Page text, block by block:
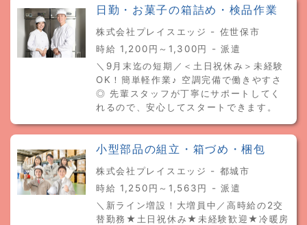
日勤・お菓子の箱詰め・検品作業
株式会社プレイスエッジ - 佐世保市
時給 1,200円～1,300円 - 派遣
＼9月末迄の短期／＜土日祝休み＞未経験
OK！簡単軽作業♪ 空調完備で働きやすさ
◎ 先輩スタッフが丁寧にサポートしてく
れるので、安心してスタートできます。
小型部品の組立・箱づめ・梱包
株式会社プレイスエッジ - 都城市
時給 1,250円～1,563円 - 派遣
＼新ライン増設！大増員中／高時給の2交
替勤務★土日祝休み★未経験歓迎★冷暖房